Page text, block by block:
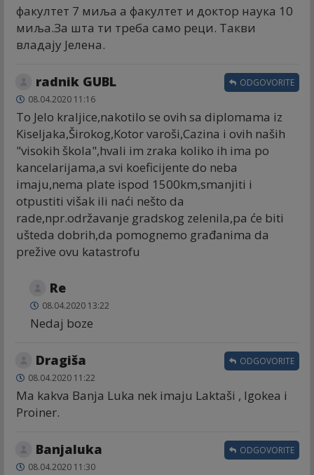
факултет 7 миља а факултет и доктор наука 10
миља.За шта ти треба само реци. Такви
владају Јелена.
radnik GUBL
08.04.2020 11:16
To Jelo kraljice,nakotilo se ovih sa diplomama iz
Kiseljaka,Širokog,Kotor varoši,Cazina i ovih naših
"visokih škola",hvali im zraka koliko ih ima po
kancelarijama,a svi koeficijente do neba
imaju,nema plate ispod 1500km,smanjiti i
otpustiti višak ili naći nešto da
rade,npr.održavanje gradskog zelenila,pa će biti
ušteda dobrih,da pomognemo građanima da
prežive ovu katastrofu
ODGOVORITE
Re
08.04.2020 13:22
Nedaj boze
Dragiša
08.04.2020 11:22
Ma kakva Banja Luka nek imaju Laktaši , Igokea i
Proiner.
ODGOVORITE
Banjaluka
08.04.2020 11:30
ODGOVORITE